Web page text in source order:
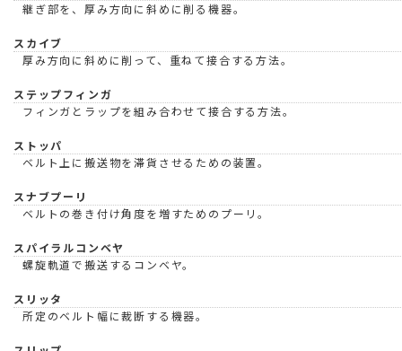
継ぎ部を、厚み方向に斜めに削る機器。
スカイブ
厚み方向に斜めに削って、重ねて接合する方法。
ステップフィンガ
フィンガとラップを組み合わせて接合する方法。
ストッパ
ベルト上に搬送物を滞貨させるための装置。
スナブプーリ
ベルトの巻き付け角度を増すためのプーリ。
スパイラルコンベヤ
螺旋軌道で搬送するコンベヤ。
スリッタ
所定のベルト幅に裁断する機器。